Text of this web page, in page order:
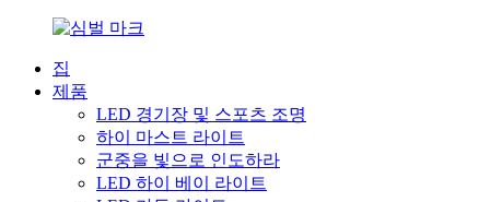
집
제품
LED 경기장 및 스포츠 조명
하이 마스트 라이트
군중을 빛으로 인도하라
LED 하이 베이 라이트